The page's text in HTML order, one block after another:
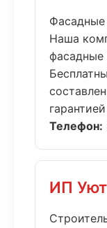
Наша
фасадные
Телефон:
ИП